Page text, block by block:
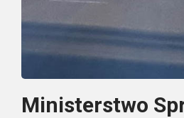
Ministerstwo